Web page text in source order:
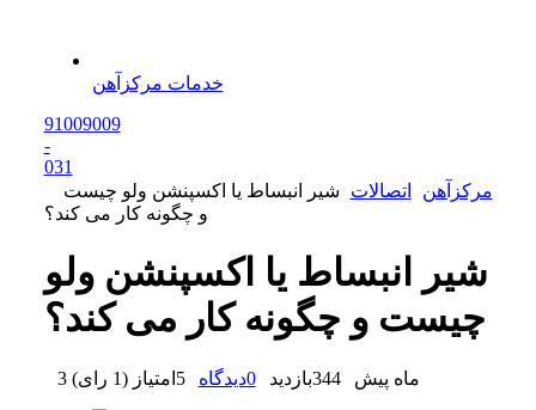
خدمات مرکزآهن
91009009
-
031
مرکزآهن
اتصالات
شیر انبساط یا اکسپنشن ولو چیست
و چگونه کار می کند؟
شیر انبساط یا اکسپنشن ولو
چیست و چگونه کار می کند؟
3 ماه پیش 344بازدید 0دیدگاه 5 امتیاز (1 رای )